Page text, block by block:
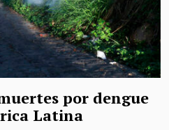
por dengue
Latina